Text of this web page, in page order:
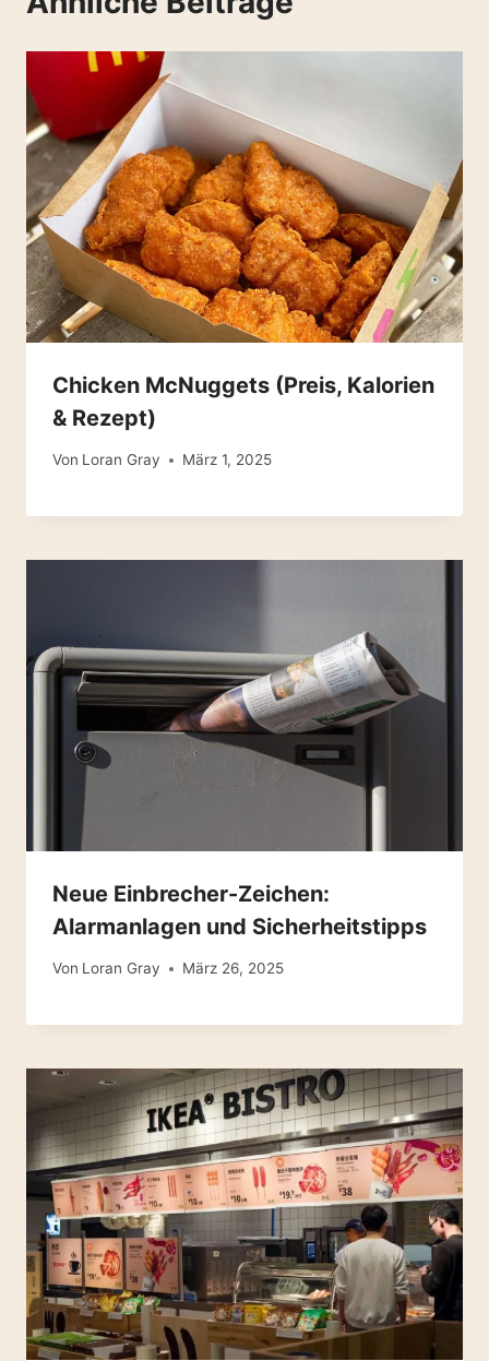
Chicken McNuggets (Preis, Kalorien
& Rezept)
Von Loran Gray März 1, 2025
Neue Einbrecher-Zeichen:
Alarmanlagen und Sicherheitstipps
Von Loran Gray März 26, 2025